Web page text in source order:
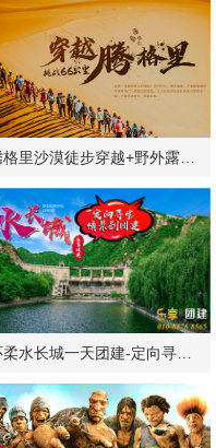
腾格里沙漠徒步穿越+野外露营团建
怀柔水长城一天团建-定向寻宝-烧烤